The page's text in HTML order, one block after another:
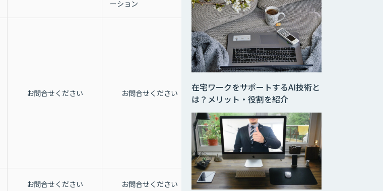
ーション
お問合せください お問合せください お問合せください
お問合せください お問合せください お問合せください
在宅ワークをサポートするAI技術と
は？メリット・役割を紹介